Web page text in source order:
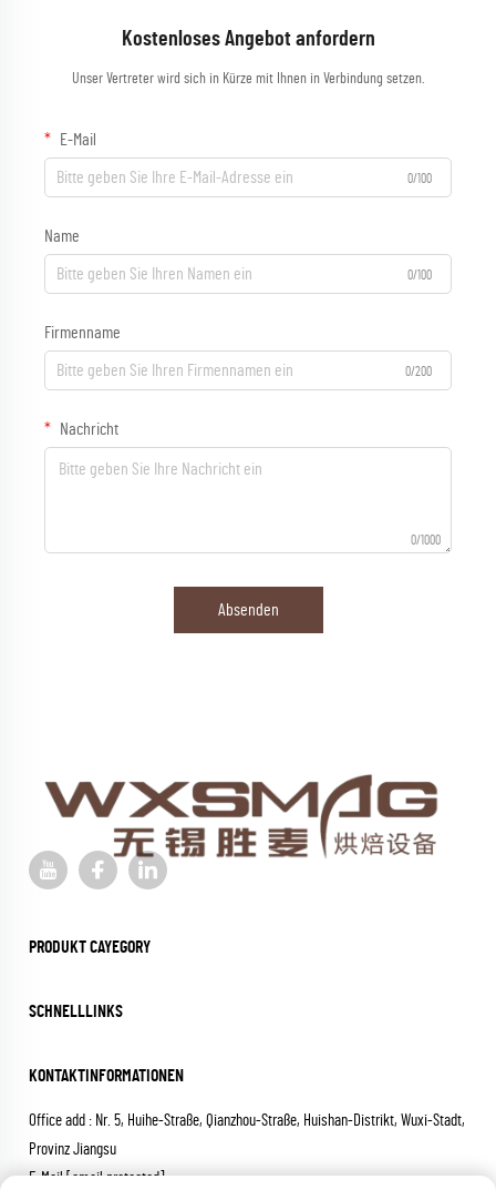
Kostenloses Angebot anfordern
Unser Vertreter wird sich in Kürze mit Ihnen in Verbindung setzen.
E-Mail
0/100
Name
0/100
Firmenname
0/200
Nachricht
0/1000
Absenden
PRODUKT CAYEGORY
SCHNELLLINKS
KONTAKTINFORMATIONEN
Office add : Nr. 5, Huihe-Straße, Qianzhou-Straße, Huishan-Distrikt, Wuxi-Stadt,
Provinz Jiangsu
E-Mail:[email protected]